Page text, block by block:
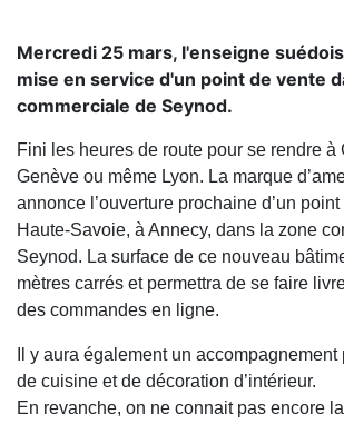
Mercredi 25 mars, l'enseigne
mise en service d'un point de vente
commerciale de Seynod.
Fini les heures de route pour se rendre à
Genève ou même Lyon. La marque
annonce l’ouverture prochaine d’un
Haute-Savoie, à Annecy, dans la zone
Seynod. La surface de ce nouveau
mètres carrés et permettra de se faire
des commandes en ligne.
Il y aura également un
de cuisine et de décoration d’intérieur.
En revanche, on ne connait pas encore